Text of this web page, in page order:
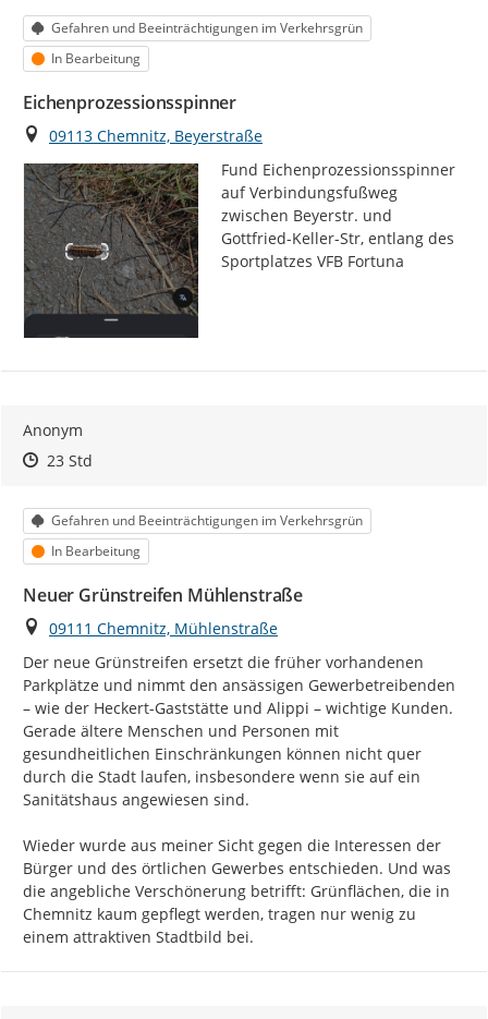
Kategorie
Gefahren und Beeinträchtigungen im Verkehrsgrün
Status
In Bearbeitung
Eichenprozessionsspinner
Ort
09113 Chemnitz, Beyerstraße
Fund Eichenprozessionsspinner
auf Verbindungsfußweg
zwischen Beyerstr. und
Gottfried-Keller-Str, entlang des
Sportplatzes VFB Fortuna
Anonym
Zeitpunkt des Erstellens
Zeitpunkt des Erstellens
23 StdZur Äußerung
Kategorie
Gefahren und Beeinträchtigungen im Verkehrsgrün
Status
In Bearbeitung
Neuer Grünstreifen Mühlenstraße
Ort
09111 Chemnitz, Mühlenstraße
Der neue Grünstreifen ersetzt die früher vorhandenen
Parkplätze und nimmt den ansässigen Gewerbetreibenden
– wie der Heckert-Gaststätte und Alippi – wichtige Kunden.
Gerade ältere Menschen und Personen mit
gesundheitlichen Einschränkungen können nicht quer
durch die Stadt laufen, insbesondere wenn sie auf ein
Sanitätshaus angewiesen sind.
Wieder wurde aus meiner Sicht gegen die Interessen der
Bürger und des örtlichen Gewerbes entschieden. Und was
die angebliche Verschönerung betrifft: Grünflächen, die in
Chemnitz kaum gepflegt werden, tragen nur wenig zu
einem attraktiven Stadtbild bei.